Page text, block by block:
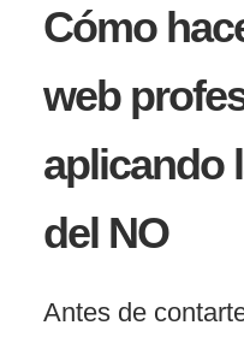
Cómo
web
aplicando
del NO
Antes de